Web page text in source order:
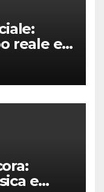
reale e
e